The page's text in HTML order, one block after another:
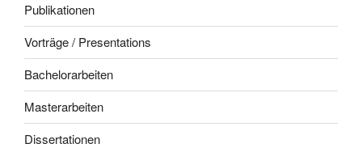
Publikationen
Vorträge / Presentations
Bachelorarbeiten
Masterarbeiten
Dissertationen